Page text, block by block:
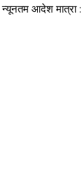
न्यूनतम आदेश मात्रा :